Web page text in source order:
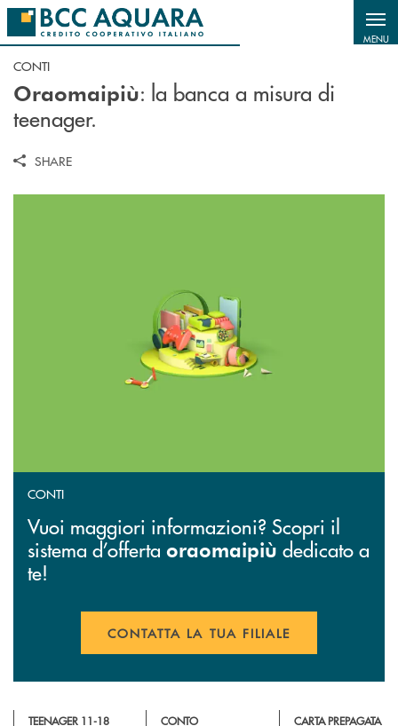
Salta al contenuto principale
MENU
CONTI
Oraomaipiù: la banca a misura di
teenager.
SHARE
CONTI
Vuoi maggiori informazioni? Scopri il
sistema d’offerta oraomaipiù dedicato a
te!
CONTATTA LA TUA FILIALE
TEENAGER 11-18
CONTO
CARTA PREPAGATA